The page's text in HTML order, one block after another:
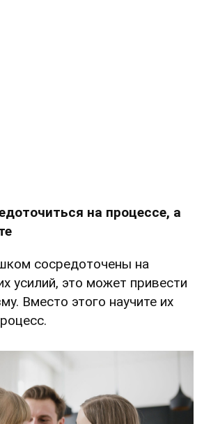
на процессе, а
сосредоточены на
усилий, это может привести
Вместо этого научите их